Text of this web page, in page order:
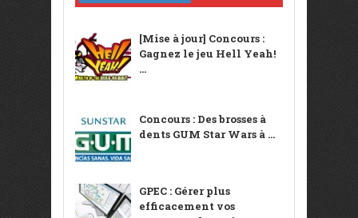
[Mise à jour] Concours :
Gagnez le jeu Hell Yeah!
...
Concours : Des brosses à
dents GUM Star Wars à ...
GPEC : Gérer plus
efficacement vos